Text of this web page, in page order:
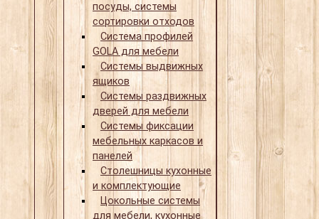
посуды, системы
сортировки отходов
Система профилей
GOLA для мебели
Системы выдвижных
ящиков
Системы раздвижных
дверей для мебели
Системы фиксации
мебельных каркасов и
панелей
Столешницы кухонные
и комплектующие
Цокольные системы
для мебели, кухонные